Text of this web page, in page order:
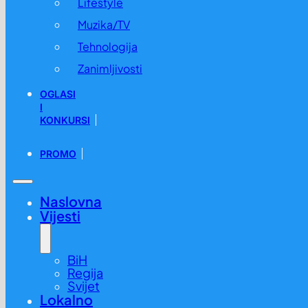
Muzika/TV
Tehnologija
Zanimljivosti
OGLASI
I
KONKURSI
PROMO
Naslovna
Vijesti
BiH
Regija
Svijet
Lokalno